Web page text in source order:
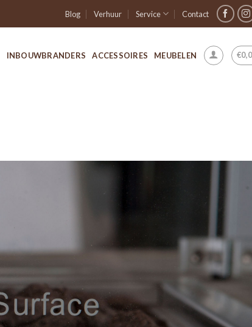
Blog Verhuur Service Contact
INBOUWBRANDERS ACCESSOIRES MEUBELEN €